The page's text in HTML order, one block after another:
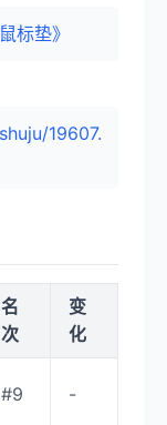
标垫》
19607.
名
次
变
化
#9 -